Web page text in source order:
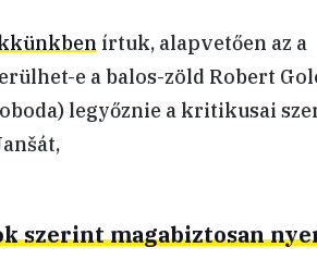
írtuk, alapvetően az a
e a balos-zöld Robert
legyőznie a kritikusai
szerint magabiztosan